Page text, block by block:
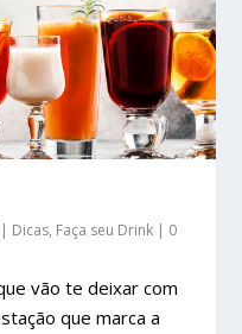
| Dicas, Faça seu Drink | 0
vão te deixar com
que marca a